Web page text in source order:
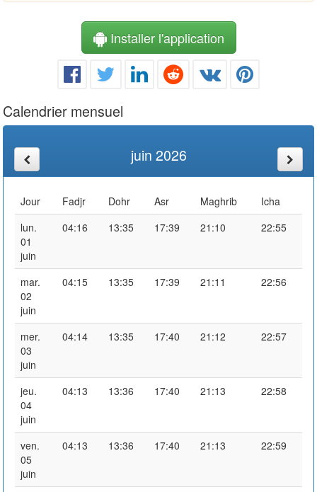
Installer l'application
Calendrier mensuel
juin 2026
Jour Fadjr Dohr Asr Maghrib
Icha
lun.
01
juin
04:16 13:35 17:39 21:10 22:55
mar.
02
juin
04:15 13:35 17:39 21:11 22:56
mer.
03
juin
04:14 13:35 17:40 21:12 22:57
jeu.
04
juin
04:13 13:36 17:40 21:13 22:58
ven.
05
juin
04:13 13:36 17:40 21:13 22:59